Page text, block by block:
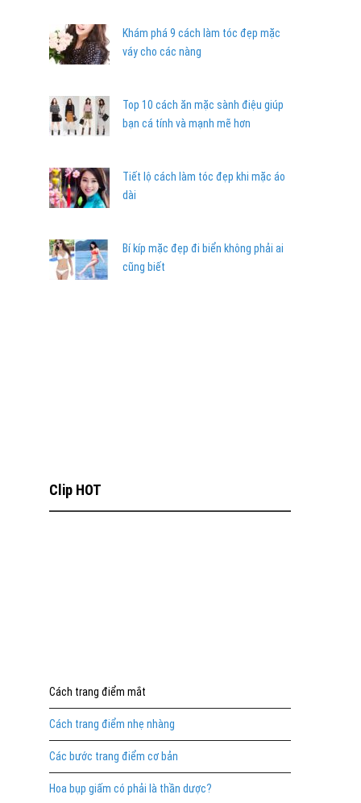
Khám phá 9 cách làm tóc đẹp mặc
váy cho các nàng
Top 10 cách ăn mặc sành điệu giúp
bạn cá tính và mạnh mẽ hơn
Tiết lộ cách làm tóc đẹp khi mặc áo
dài
Bí kíp mặc đẹp đi biển không phải ai
cũng biết
Clip HOT
Cách trang điểm mắt
Cách trang điểm nhẹ nhàng
Các bước trang điểm cơ bản
Hoa bụp giấm có phải là thần dược?